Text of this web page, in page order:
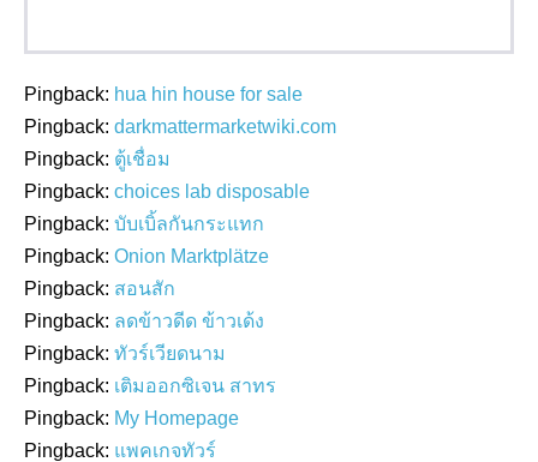
Pingback: hua hin house for sale
Pingback: darkmattermarketwiki.com
Pingback: ตู้เชื่อม
Pingback: choices lab disposable
Pingback: บับเบิ้ลกันกระแทก
Pingback: Onion Marktplätze
Pingback: สอนสัก
Pingback: ลดข้าวดีด ข้าวเด้ง
Pingback: ทัวร์เวียดนาม
Pingback: เติมออกซิเจน สาทร
Pingback: My Homepage
Pingback: แพคเกจทัวร์